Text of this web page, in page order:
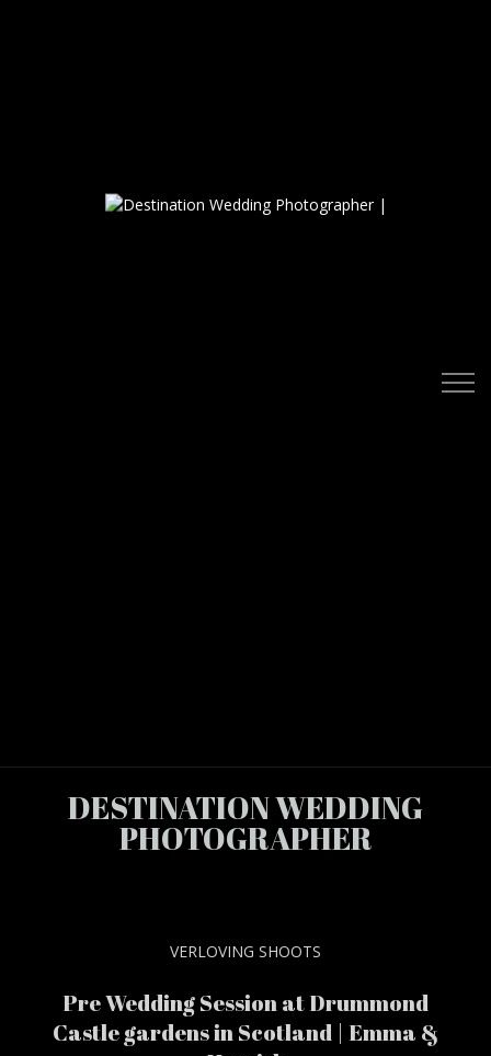
DESTINATION WEDDING
PHOTOGRAPHER
VERLOVING SHOOTS
Pre Wedding Session at Drummond
Castle gardens in Scotland | Emma &